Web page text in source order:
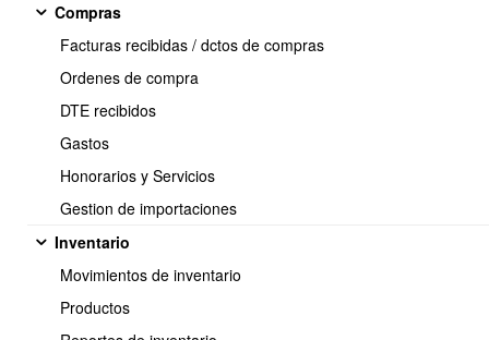
Compras
Facturas recibidas / dctos de compras
Ordenes de compra
DTE recibidos
Gastos
Honorarios y Servicios
Gestion de importaciones
Inventario
Movimientos de inventario
Productos
✔ Centralizar toda la información
Archivos, tareas, comentarios, horas trabajadas, estados de pago,
centros de costo y más.
✔ Ordenar y mejorar la
colaboración del equipo
Asignación de responsables, notificaciones automáticas, registro
de actividades y comunicación interna.
✔ Controlar tiempos y costos
El timesheet permite saber cuántas horas se han invertido y